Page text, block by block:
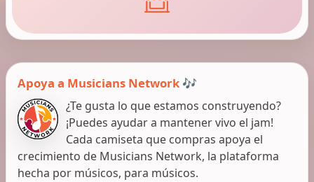
Apoya a Musicians Network 🎶
¿Te gusta lo que estamos construyendo?
¡Puedes ayudar a mantener vivo el jam!
Cada camiseta que compras apoya el
crecimiento de Musicians Network, la plataforma
hecha por músicos, para músicos.